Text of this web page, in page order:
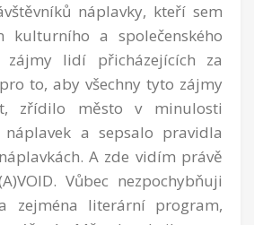
náplavky, kteří sem
kulturního a společenského
lidí přicházejících za
to, aby všechny tyto zájmy
zřídilo město v minulosti
a sepsalo pravidla
A zde vidím právě
Vůbec nezpochybňuji
zejména literární program,